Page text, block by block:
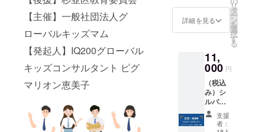
【主催】一般社団法人グ
ローバルキッズマム
【発起人】IQ200グローバル
キッズコンサルタント ピグ
マリオン恵美子
法」が
ある
voicyで
育を中
心に音
声配信
も行っ
てい
る 日
本の子
どもた
生ス
ピーチ
コンテ
スト等
組んで
いる。
・ピグ
マリオ
ン恵美
子のイ
ンスタ
『IQ200
育メ
ソッド
で、多
くの家
グロー
バル
キッズ
を育て
る。英
語ス
ピーチ
ができ
る土壌
講習を
きま
す。 ●
付にて
メール
にてお
送りす
る承認
証をご
提示く
ださ
い。 ●
12月2日
(土)
17:00-
18:00予
目 12月
9日(土)
17:00-
18:00予
定 ３回
目 12月
16日
(土)
観覧席
意して
いま
はない2
歳以上
のお子
様は別
途観覧
チケッ
トをご
購入く
堂 公
式サイ
ginamik
oukaido
（Googl
e
Map）
https://
maps.a
名分 ●
当日受
付にて
示くだ
さい。
●このチ
ケット
をお持
ちの方
は第1部
～第5部
詳細を見る
リ
タ
ー
ン
を
選
択
す
る
11,
000 円
（税込
み）シ
ルバー
スポン
サー：
支援
者：